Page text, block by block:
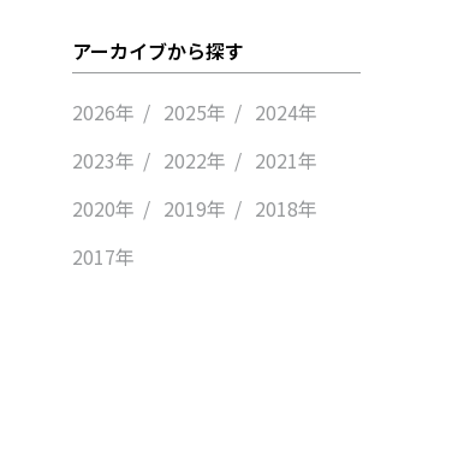
アーカイブから探す
2026年 2025年
2024年
2023年
2022年
2021年
2020年
2019年
2018年
2017年